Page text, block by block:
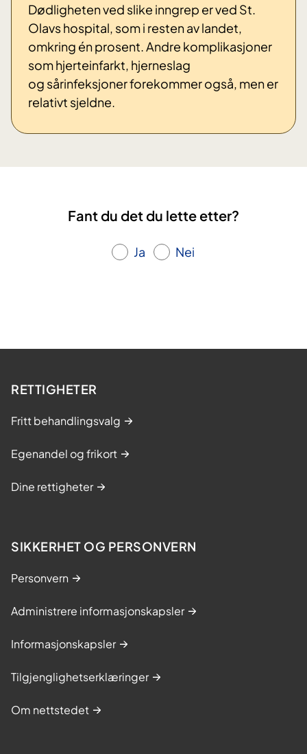
Dødligheten ved slike inngrep er ved St.
Olavs hospital, som i resten av landet,
omkring én prosent. Andre komplikasjoner
som hjerteinfarkt, hjerneslag
og sårinfeksjoner forekommer også, men er
relativt sjeldne.
Fant du det du lette etter?
Ja Nei
RETTIGHETER
Fritt behandlingsvalg
Egenandel og frikort
Dine rettigheter
SIKKERHET OG PERSONVERN
Personvern
Administrere informasjonskapsler
Informasjonskapsler
Tilgjenglighetserklæringer
Om nettstedet